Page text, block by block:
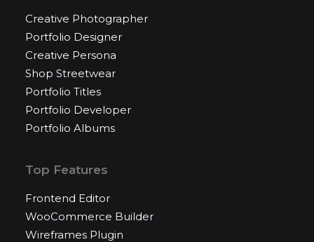
Creative Photographer
Portfolio Designer
Creative Persona
Shop Streetwear
Portfolio Titles
Portfolio Developer
Portfolio Albums
Top Features
Frontend Editor
WooCommerce Builder
Wireframes Plugin